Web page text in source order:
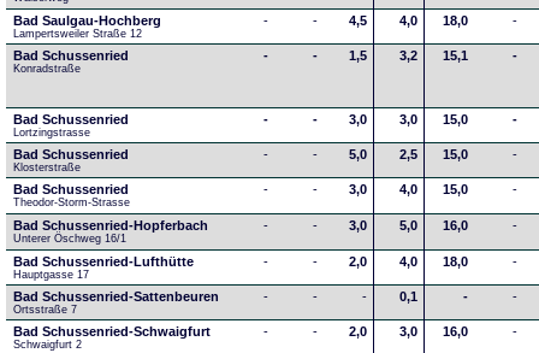
Bad Saulgau-Hochberg
Lampertsweiler Straße 12
- - 4,5 4,0 18,0 -
Bad Schussenried
Konradstraße
- - 1,5 3,2 15,1 -
Bad Schussenried
Lortzingstrasse
- - 3,0 3,0 15,0 -
Bad Schussenried
Klosterstraße
- - 5,0 2,5 15,0 -
Bad Schussenried
Theodor-Storm-Strasse
- - 3,0 4,0 15,0 -
Bad Schussenried-Hopferbach
Unterer Öschweg 16/1
- - 3,0 5,0 16,0 -
Bad Schussenried-Lufthütte
Hauptgasse 17
- - 2,0 4,0 18,0 -
Bad Schussenried-Sattenbeuren
Ortsstraße 7
- - - 0,1 - -
Bad Schussenried-Schwaigfurt
Schwaigfurt 2
- - 2,0 3,0 16,0 -